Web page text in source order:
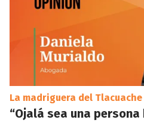
La madriguera del Tlacuache
“Ojalá sea una